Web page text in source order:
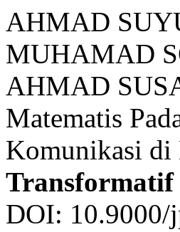
AHMAD
MUHAMAD
AHMAD
Matematis
Komunikasi
Transformatif
DOI: